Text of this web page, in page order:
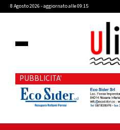
8 Agosto 2026 - aggiornato alle 09:15
PUBBLICITA'